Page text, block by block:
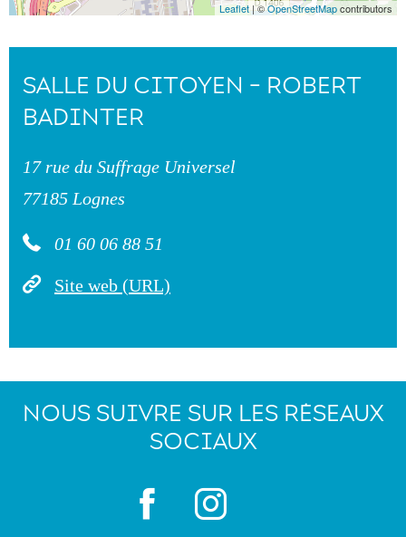
Leaflet | ©OpenStreetMapcontributors
SALLE DU CITOYEN - ROBERT
BADINTER
17 rue du Suffrage Universel
77185 Lognes
01 60 06 88 51
Site web (URL)
NOUS SUIVRE SUR LES RÉSEAUX
SOCIAUX